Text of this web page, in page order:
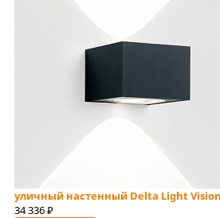
уличный настенный Delta Light Vision
34 336 руб